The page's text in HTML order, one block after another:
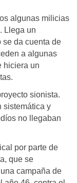
algunas milicias
Llega un
se da cuenta de
a algunas
hiciera un
sionista.
sistemática y
no llegaban
por parte de
que se
campaña de